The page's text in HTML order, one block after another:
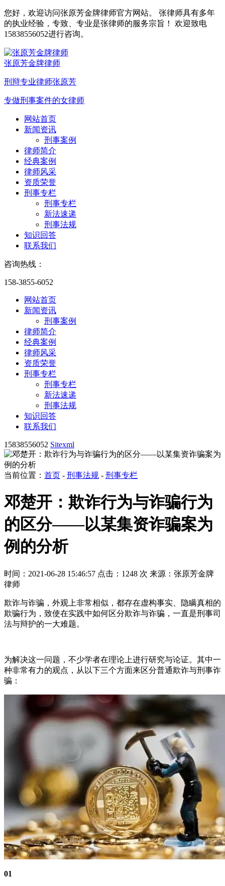
您好，欢迎访问张原芳金牌律师官方网站。 张律师具有多年
的执业经验，专致、专业是张律师的服务宗旨！ 欢迎致电
15838556052进行咨询。
张原芳金牌律师
刑辩专业律师张原芳
专做刑事案件的女律师
网站首页
新闻资讯
刑事案例
律师简介
经典案例
律师风采
资质荣誉
刑事专栏
刑事专栏
新法速递
刑事法规
知识回答
联系我们
咨询热线：
158-3855-6052
网站首页
新闻资讯
刑事案例
律师简介
经典案例
律师风采
资质荣誉
刑事专栏
刑事专栏
新法速递
刑事法规
知识回答
联系我们
15838556052 Sitexml
当前位置： 首页 - 刑事法规 - 刑事专栏
邓楚开：欺诈行为与诈骗行为
的区分——以某集资诈骗案为
例的分析
时间：2021-06-28 15:46:57 点击：1248 次 来源：张原芳金牌
律师
欺诈与诈骗，外观上非常相似，都存在虚构事实、隐瞒真相的
欺骗行为，致使在实践中如何区分欺诈与诈骗，一直是刑事司
法与辩护的一大难题。
为解决这一问题，不少学者在理论上进行研究与论证。其中一
种非常有力的观点，从以下三个方面来区分普通欺诈与刑事诈
骗：
01